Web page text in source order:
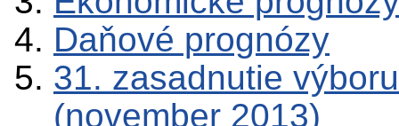
Daňové prognózy
31. zasadnutie
(november 2013)